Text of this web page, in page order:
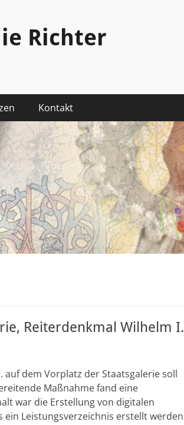
Richter
Kontakt
Reiterdenkmal Wilhelm I.
auf dem Vorplatz der Staatsgalerie soll
Maßnahme fand eine
war die Erstellung von digitalen
ein Leistungsverzeichnis erstellt werden